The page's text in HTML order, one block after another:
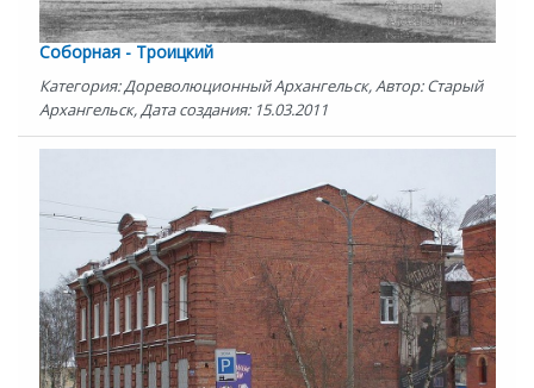
Соборная - Троицкий
Категория: Дореволюционный Архангельск, Автор: Старый
Архангельск, Дата создания: 15.03.2011